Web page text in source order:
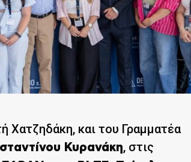
Χατζηδάκη, και του Γραμματέα
Κυρανάκη, στις